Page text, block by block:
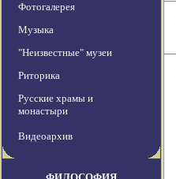
Фотогалерея
Музыка
"Неизвестные" музеи
Риторика
Русские храмы и
монастыри
Видеоархив